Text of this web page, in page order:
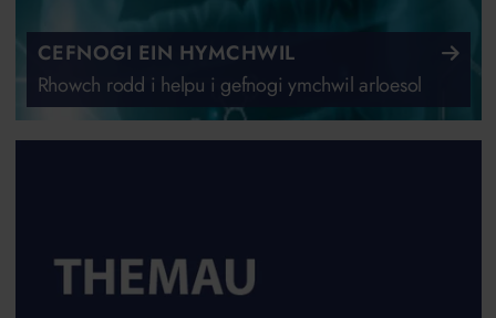
CEFNOGI EIN HYMCHWIL
Rhowch rodd i helpu i gefnogi ymchwil arloesol